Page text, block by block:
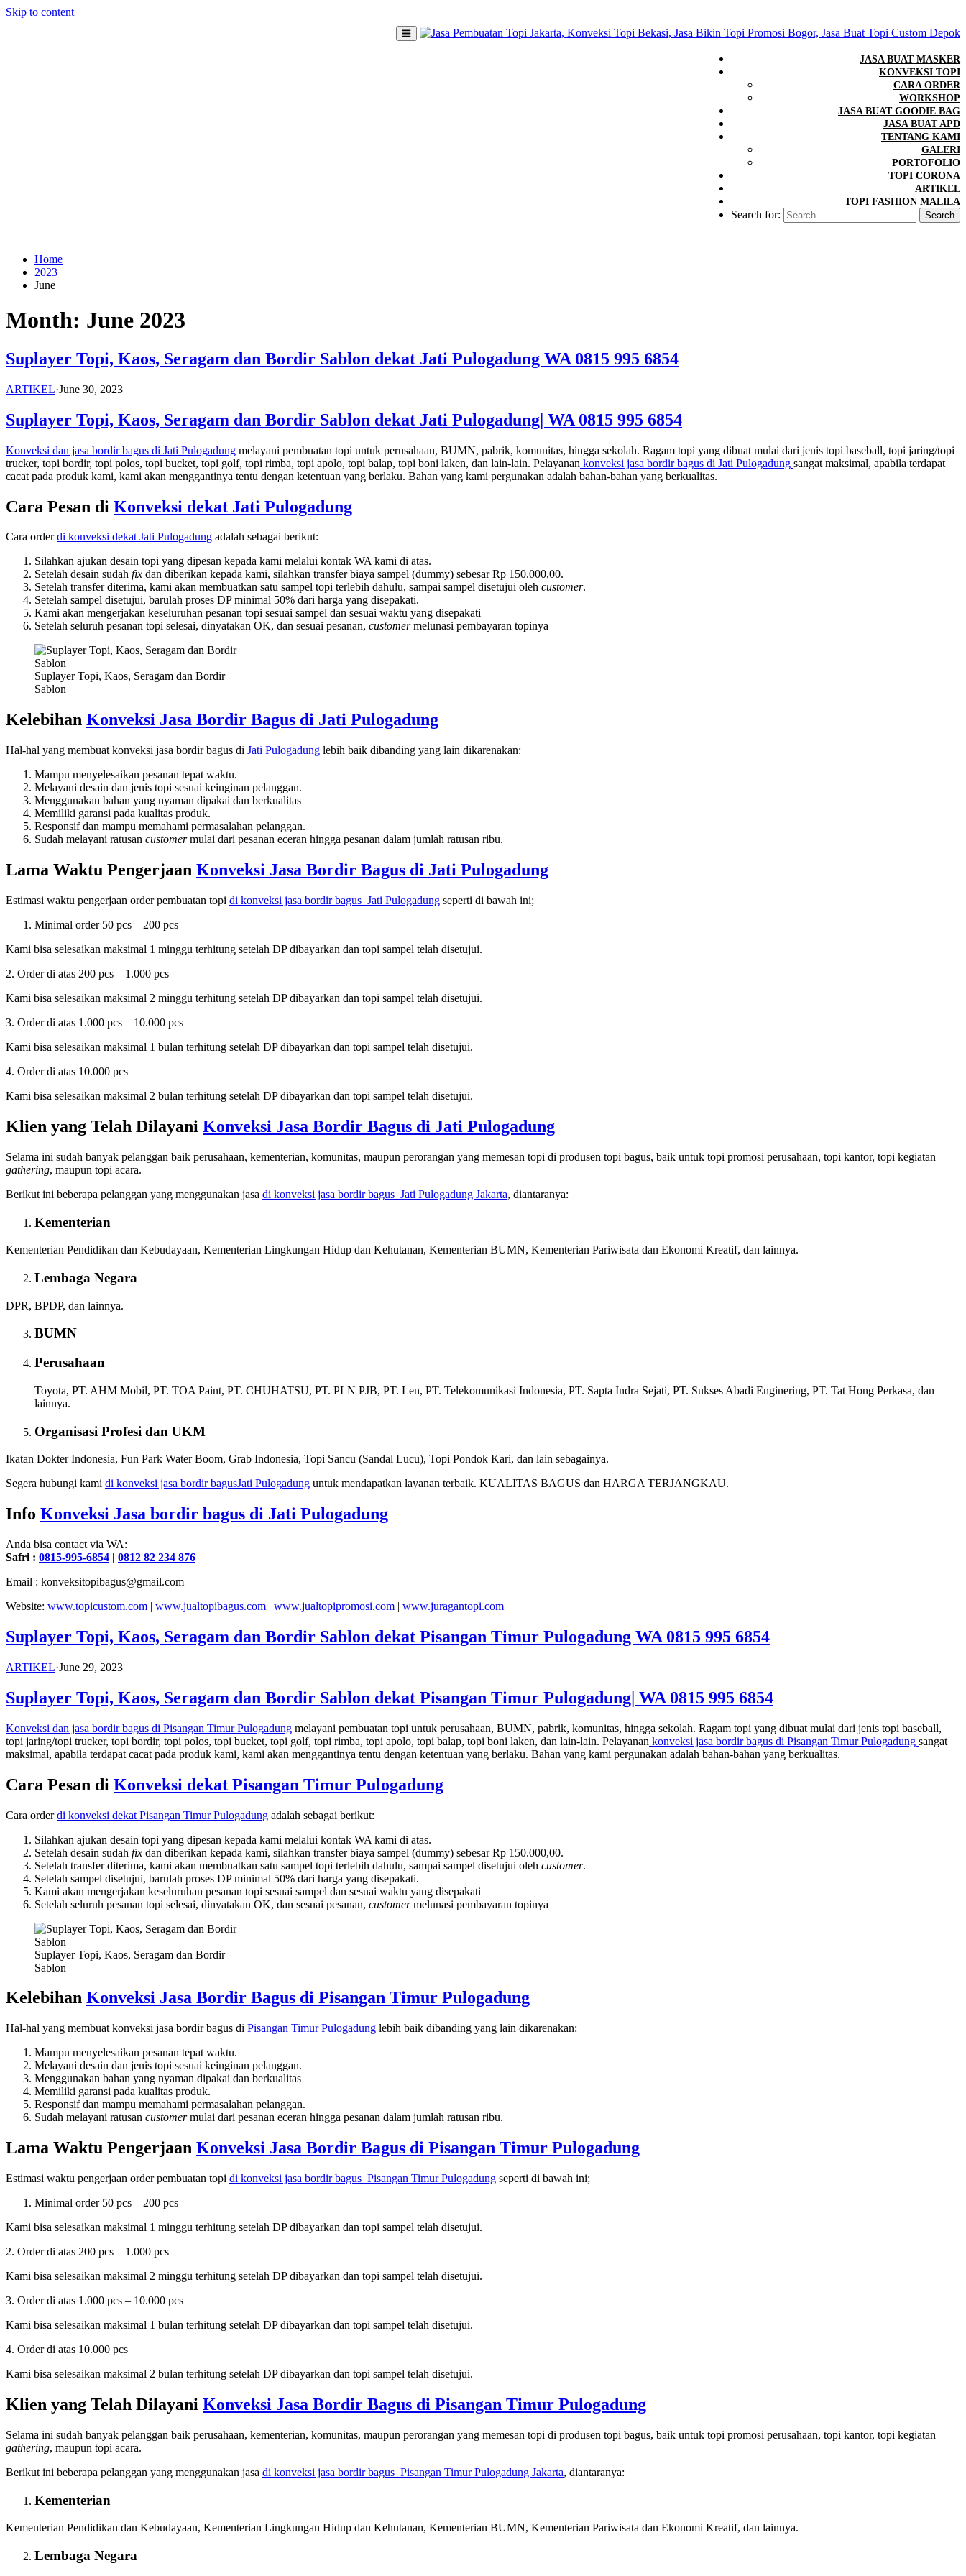
Skip to content
JASA BUAT MASKER
KONVEKSI TOPI
CARA ORDER
WORKSHOP
JASA BUAT GOODIE BAG
JASA BUAT APD
TENTANG KAMI
GALERI
PORTOFOLIO
TOPI CORONA
ARTIKEL
TOPI FASHION MALILA
Search for:
Home
2023
June
Month: June 2023
Suplayer Topi, Kaos, Seragam dan Bordir Sablon dekat Jati Pulogadung WA 0815 995 6854
ARTIKEL·June 30, 2023
Suplayer Topi, Kaos, Seragam dan Bordir Sablon dekat Jati Pulogadung| WA 0815 995 6854
Konveksi dan jasa bordir bagus di Jati Pulogadung melayani pembuatan topi untuk perusahaan, BUMN, pabrik, komunitas, hingga sekolah. Ragam topi yang dibuat mulai dari jenis topi baseball, topi jaring/topi
trucker, topi bordir, topi polos, topi bucket, topi golf, topi rimba, topi apolo, topi balap, topi boni laken, dan lain-lain. Pelayanan konveksi jasa bordir bagus di Jati Pulogadung sangat maksimal, apabila terdapat
cacat pada produk kami, kami akan menggantinya tentu dengan ketentuan yang berlaku. Bahan yang kami pergunakan adalah bahan-bahan yang berkualitas.
Cara Pesan di Konveksi dekat Jati Pulogadung
Cara orderdi konveksi dekatJati Pulogadung adalah sebagai berikut:
Silahkan ajukan desain topi yang dipesan kepada kami melalui kontak WA kami di atas.
Setelah desain sudah fix dan diberikan kepada kami, silahkan transfer biaya sampel (dummy) sebesar Rp 150.000,00.
Setelah transfer diterima, kami akan membuatkan satu sampel topi terlebih dahulu, sampai sampel disetujui oleh customer.
Setelah sampel disetujui, barulah proses DP minimal 50% dari harga yang disepakati.
Kami akan mengerjakan keseluruhan pesanan topi sesuai sampel dan sesuai waktu yang disepakati
Setelah seluruh pesanan topi selesai, dinyatakan OK, dan sesuai pesanan, customermelunasi pembayaran topinya
Suplayer Topi, Kaos, Seragam dan Bordir
Sablon
Kelebihan Konveksi Jasa Bordir Bagus di Jati Pulogadung
Hal-hal yang membuat konveksi jasa bordir bagus di Jati Pulogadung lebih baik dibanding yang lain dikarenakan:
Mampu menyelesaikan pesanan tepat waktu.
Melayani desain dan jenis topi sesuai keinginan pelanggan.
Menggunakan bahan yang nyaman dipakai dan berkualitas
Memiliki garansi pada kualitas produk.
Responsif dan mampu memahami permasalahan pelanggan.
Sudah melayani ratusan customermulai dari pesanan eceran hingga pesanan dalam jumlah ratusan ribu.
Lama Waktu Pengerjaan Konveksi Jasa Bordir Bagus di Jati Pulogadung
Estimasi waktu pengerjaan order pembuatan topi di konveksi jasa bordir bagus Jati Pulogadung seperti di bawah ini;
Minimal order 50 pcs – 200 pcs
Kami bisa selesaikan maksimal 1 minggu terhitung setelah DP dibayarkan dan topi sampel telah disetujui.
2. Order di atas 200 pcs – 1.000 pcs
Kami bisa selesaikan maksimal 2 minggu terhitung setelah DP dibayarkan dan topi sampel telah disetujui.
3. Order di atas 1.000 pcs – 10.000 pcs
Kami bisa selesaikan maksimal 1 bulan terhitung setelah DP dibayarkan dan topi sampel telah disetujui.
4. Order di atas 10.000 pcs
Kami bisa selesaikan maksimal 2 bulan terhitung setelah DP dibayarkan dan topi sampel telah disetujui.
Klien yang Telah Dilayani Konveksi Jasa Bordir Bagus di Jati Pulogadung
Selama ini sudah banyak pelanggan baik perusahaan, kementerian, komunitas, maupun perorangan yang memesan topi di produsen topi bagus, baik untuk topi promosi perusahaan, topi kantor, topi kegiatan
gathering, maupun topi acara.
Berikut ini beberapa pelanggan yang menggunakan jasa di konveksi jasa bordir bagus Jati Pulogadung Jakarta, diantaranya:
Kementerian
Kementerian Pendidikan dan Kebudayaan, Kementerian Lingkungan Hidup dan Kehutanan, Kementerian BUMN, Kementerian Pariwisata dan Ekonomi Kreatif, dan lainnya.
Lembaga Negara
DPR, BPDP, dan lainnya.
BUMN
Perusahaan
Toyota, PT. AHM Mobil, PT. TOA Paint, PT. CHUHATSU, PT. PLN PJB, PT. Len, PT. Telekomunikasi Indonesia, PT. Sapta Indra Sejati, PT. Sukses Abadi Enginering, PT. Tat Hong Perkasa, dan
lainnya.
Organisasi Profesi dan UKM
Ikatan Dokter Indonesia, Fun Park Water Boom, Grab Indonesia, Topi Sancu (Sandal Lucu), Topi Pondok Kari, dan lain sebagainya.
Segera hubungi kami di konveksi jasa bordir bagusJati Pulogadung untuk mendapatkan layanan terbaik. KUALITAS BAGUS dan HARGA TERJANGKAU.
Info Konveksi Jasa bordir bagus di Jati Pulogadung
Anda bisa contact via WA:
Safri : 0815-995-6854 | 0812 82 234 876
Email : konveksitopibagus@gmail.com
Website: www.topicustom.com | www.jualtopibagus.com | www.jualtopipromosi.com | www.juragantopi.com
Suplayer Topi, Kaos, Seragam dan Bordir Sablon dekat Pisangan Timur Pulogadung WA 0815 995 6854
ARTIKEL·June 29, 2023
Suplayer Topi, Kaos, Seragam dan Bordir Sablon dekat Pisangan Timur Pulogadung| WA 0815 995 6854
Konveksi dan jasa bordir bagus di Pisangan Timur Pulogadung melayani pembuatan topi untuk perusahaan, BUMN, pabrik, komunitas, hingga sekolah. Ragam topi yang dibuat mulai dari jenis topi baseball,
topi jaring/topi trucker, topi bordir, topi polos, topi bucket, topi golf, topi rimba, topi apolo, topi balap, topi boni laken, dan lain-lain. Pelayanan konveksi jasa bordir bagus di Pisangan Timur Pulogadung sangat
maksimal, apabila terdapat cacat pada produk kami, kami akan menggantinya tentu dengan ketentuan yang berlaku. Bahan yang kami pergunakan adalah bahan-bahan yang berkualitas.
Cara Pesan di Konveksi dekat Pisangan Timur Pulogadung
Cara orderdi konveksi dekat Pisangan Timur Pulogadung adalah sebagai berikut:
Silahkan ajukan desain topi yang dipesan kepada kami melalui kontak WA kami di atas.
Setelah desain sudah fix dan diberikan kepada kami, silahkan transfer biaya sampel (dummy) sebesar Rp 150.000,00.
Setelah transfer diterima, kami akan membuatkan satu sampel topi terlebih dahulu, sampai sampel disetujui oleh customer.
Setelah sampel disetujui, barulah proses DP minimal 50% dari harga yang disepakati.
Kami akan mengerjakan keseluruhan pesanan topi sesuai sampel dan sesuai waktu yang disepakati
Setelah seluruh pesanan topi selesai, dinyatakan OK, dan sesuai pesanan, customermelunasi pembayaran topinya
Suplayer Topi, Kaos, Seragam dan Bordir
Sablon
Kelebihan Konveksi Jasa Bordir Bagus di Pisangan Timur Pulogadung
Hal-hal yang membuat konveksi jasa bordir bagus di Pisangan Timur Pulogadung lebih baik dibanding yang lain dikarenakan:
Mampu menyelesaikan pesanan tepat waktu.
Melayani desain dan jenis topi sesuai keinginan pelanggan.
Menggunakan bahan yang nyaman dipakai dan berkualitas
Memiliki garansi pada kualitas produk.
Responsif dan mampu memahami permasalahan pelanggan.
Sudah melayani ratusan customermulai dari pesanan eceran hingga pesanan dalam jumlah ratusan ribu.
Lama Waktu Pengerjaan Konveksi Jasa Bordir Bagus di Pisangan Timur Pulogadung
Estimasi waktu pengerjaan order pembuatan topi di konveksi jasa bordir bagus Pisangan Timur Pulogadung seperti di bawah ini;
Minimal order 50 pcs – 200 pcs
Kami bisa selesaikan maksimal 1 minggu terhitung setelah DP dibayarkan dan topi sampel telah disetujui.
2. Order di atas 200 pcs – 1.000 pcs
Kami bisa selesaikan maksimal 2 minggu terhitung setelah DP dibayarkan dan topi sampel telah disetujui.
3. Order di atas 1.000 pcs – 10.000 pcs
Kami bisa selesaikan maksimal 1 bulan terhitung setelah DP dibayarkan dan topi sampel telah disetujui.
4. Order di atas 10.000 pcs
Kami bisa selesaikan maksimal 2 bulan terhitung setelah DP dibayarkan dan topi sampel telah disetujui.
Klien yang Telah Dilayani Konveksi Jasa Bordir Bagus di Pisangan Timur Pulogadung
Selama ini sudah banyak pelanggan baik perusahaan, kementerian, komunitas, maupun perorangan yang memesan topi di produsen topi bagus, baik untuk topi promosi perusahaan, topi kantor, topi kegiatan
gathering, maupun topi acara.
Berikut ini beberapa pelanggan yang menggunakan jasa di konveksi jasa bordir bagus Pisangan Timur Pulogadung Jakarta, diantaranya:
Kementerian
Kementerian Pendidikan dan Kebudayaan, Kementerian Lingkungan Hidup dan Kehutanan, Kementerian BUMN, Kementerian Pariwisata dan Ekonomi Kreatif, dan lainnya.
Lembaga Negara